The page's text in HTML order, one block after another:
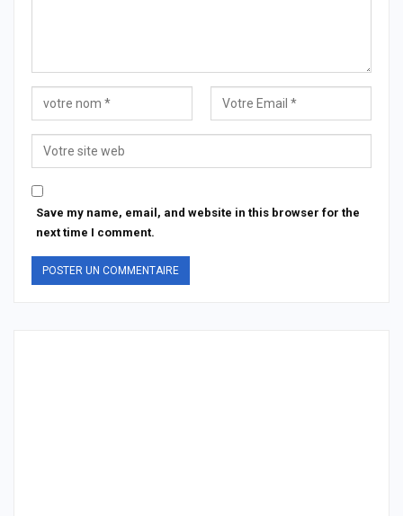
Save my name, email, and website in this browser for the
next time I comment.